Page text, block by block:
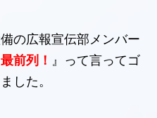
の広報宣伝部メンバー
前列！ 』って言ってゴ
した。